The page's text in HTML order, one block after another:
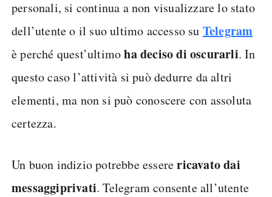
personali, si continua a non visualizzare lo stato
dell’utente o il suo ultimo accesso su Telegram
è perché quest’ultimoha deciso di oscurarli. In
questo caso l’attività si può dedurre da altri
elementi, ma non si può conoscere con assoluta
certezza.
Un buon indizio potrebbe esserericavato dai
messaggiprivati. Telegram consente all’utente